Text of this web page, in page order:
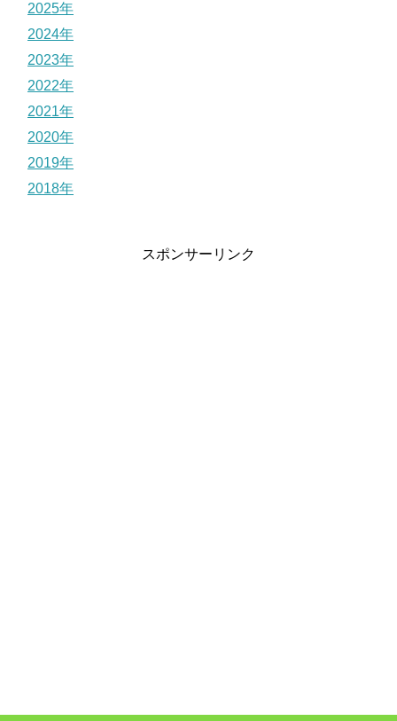
2025年
2024年
2023年
2022年
2021年
2020年
2019年
2018年
スポンサーリンク